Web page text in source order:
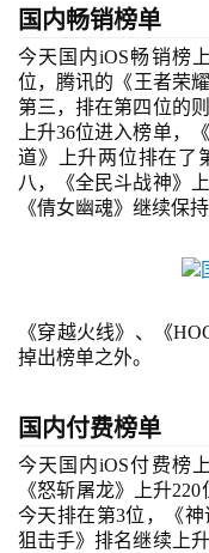
国内畅销榜单
今天 国内iOS畅销榜
位， 腾讯的《王者荣
第三，排在第四位的
上升36位进入榜单，
道》上升两位排在了
八，《全民斗战神》
《倩女幽魂》继续保
《穿越火线》、《
掉出榜单之外。
国内付费榜单
今天 国内iOS付费榜
《怒斩屠龙》上升220
今天排在第3位，《神
狙击手》排名继续上